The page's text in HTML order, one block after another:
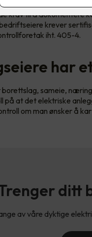
krav til å dokumentere
krever
iht. 405-4.
har
borettslag, sameie,
på at det elektriske
om man ønsker å
ditt
av våre dyktige